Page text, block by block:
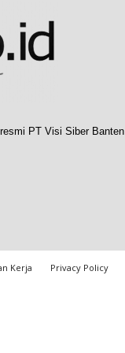
PT Visi Siber Banten
Kerja Privacy Policy